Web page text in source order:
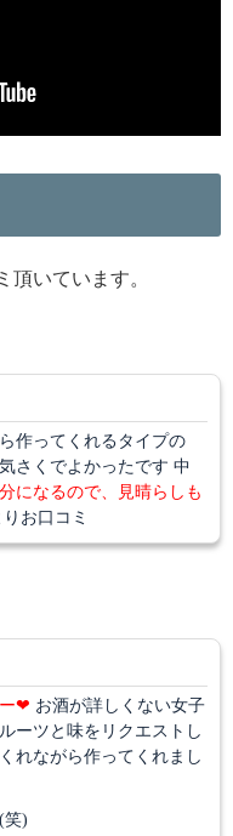
頂いています。
作ってくれるタイプの
さくでよかったです 中
になるので、見晴らしも
お口コミ
❤ お酒が詳しくない女子
ーツと味をリクエストし
れながら作ってくれまし
笑)